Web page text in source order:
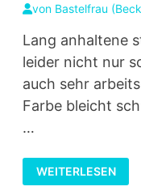
von Bastelfrau
Lang anhaltene
leider nicht nur
auch sehr
Farbe bleicht
…
ZU
MAJIREL
WEITERLESEN